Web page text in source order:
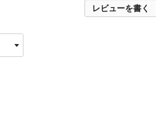
レビューを書く